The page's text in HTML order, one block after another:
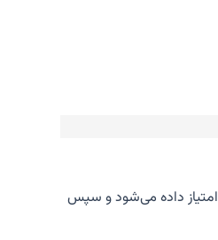
است: ابتدا به عدم انطباق نسبت‌به بندهای ISO 13485 امتیاز داده می‌شود و سپس